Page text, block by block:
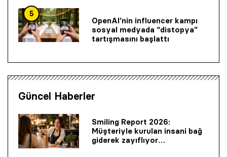
5
OpenAI’nin influencer kampı
sosyal medyada “distopya”
tartışmasını başlattı
Güncel Haberler
Smiling Report 2026:
Müşteriyle kurulan insani bağ
giderek zayıflıyor…